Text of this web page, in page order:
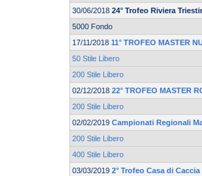
30/06/2018 24° Trofeo Riviera
5000 Fondo
17/11/2018 11° TROFEO MASTER
50 Stile Libero
200 Stile Libero
02/12/2018 22° TROFEO MASTER
200 Stile Libero
02/02/2019 Campionati Regionali
200 Stile Libero
400 Stile Libero
03/03/2019 2° Trofeo Casa di Caccia